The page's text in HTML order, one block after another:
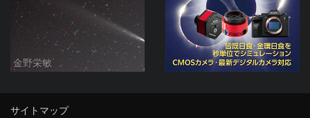
金野栄敏
サイトマップ